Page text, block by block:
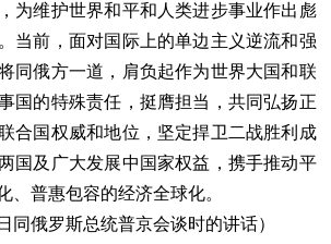
为维护世界和平和人类进步事业作出彪
当前，面对国际上的单边主义逆流和强
同俄方一道，肩负起作为世界大国和联
国的特殊责任，挺膺担当，共同弘扬正
合国权威和地位，坚定捍卫二战胜利成
国及广大发展中国家权益，携手推动平
、普惠包容的经济全球化。
俄罗斯总统普京会谈时的讲话）